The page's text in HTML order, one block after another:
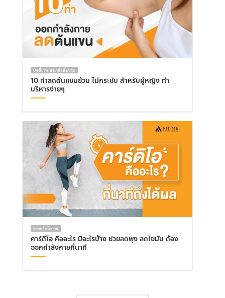
บอดี้เวท ออกกำลังกาย
10 ท่าลดต้นแขนย้วน ไม่กระชับ สำหรับผู้หญิง ท่า
บริหารง่ายๆ
ออกกำลังกาย
คาร์ดิโอ คืออะไร มีอะไรบ้าง ช่วยลดพุง ลดไขมัน ต้อง
ออกกำลังกายกี่นาที